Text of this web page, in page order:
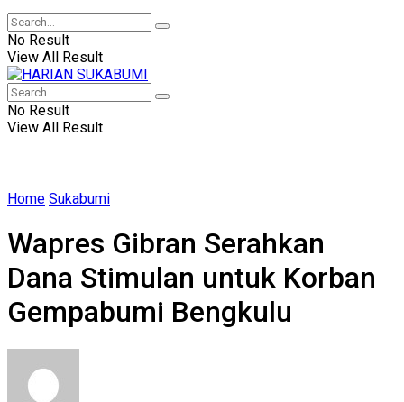
No Result
View All Result
No Result
View All Result
Home Sukabumi
Wapres Gibran Serahkan
Dana Stimulan untuk Korban
Gempabumi Bengkulu